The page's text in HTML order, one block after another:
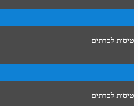
טיסות לכרתים
טיסות לכרתים